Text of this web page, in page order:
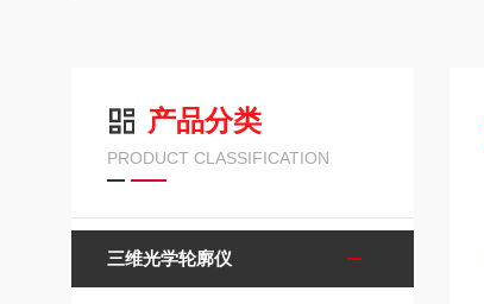
产品分类
PRODUCT CLASSIFICATION
三维光学轮廓仪